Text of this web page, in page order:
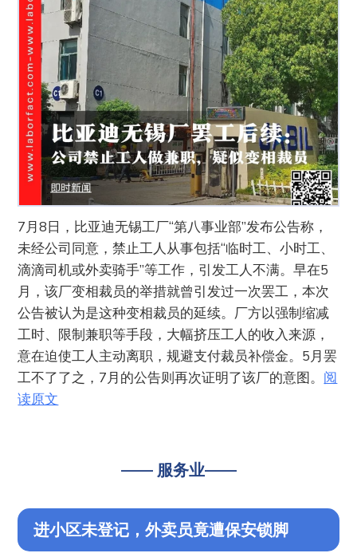
7月8日，比亚迪无锡工厂“第八事业部”发布公告称，
未经公司同意，禁止工人从事包括“临时工、小时工、
滴滴司机或外卖骑手”等工作，引发工人不满。早在5
月，该厂变相裁员的举措就曾引发过一次罢工，本次
公告被认为是这种变相裁员的延续。厂方以强制缩减
工时、限制兼职等手段，大幅挤压工人的收入来源，
意在迫使工人主动离职，规避支付裁员补偿金。5月罢
工不了了之，7月的公告则再次证明了该厂的意图。 阅
读原文
—— 服务业——
进小区未登记，外卖员竟遭保安锁脚